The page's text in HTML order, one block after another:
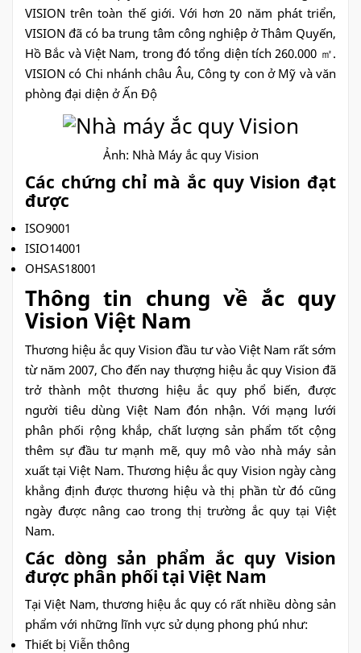
VISION trên toàn thế giới. Với hơn 20 năm phát triển,
VISION đã có ba trung tâm công nghiệp ở Thâm Quyến,
Hồ Bắc và Việt Nam, trong đó tổng diện tích 260.000 ㎡.
VISION có Chi nhánh châu Âu, Công ty con ở Mỹ và văn
phòng đại diện ở Ấn Độ
Ảnh: Nhà Máy ắc quy Vision
Các chứng chỉ mà ắc quy Vision đạt
được
ISO9001
ISIO14001
OHSAS18001
Thông tin chung về ắc quy
Vision Việt Nam
Thương hiệu ắc quy Vision đầu tư vào Việt Nam rất sớm
từ năm 2007, Cho đến nay thượng hiệu ắc quy Vision đã
trở thành một thương hiệu ắc quy phổ biến, được
người tiêu dùng Việt Nam đón nhận. Với mạng lưới
phân phối rộng khắp, chất lượng sản phẩm tốt cộng
thêm sự đầu tư mạnh mẽ, quy mô vào nhà máy sản
xuất tại Việt Nam. Thương hiệu ắc quy Vision ngày càng
khẳng định được thương hiệu và thị phần từ đó cũng
ngày được nâng cao trong thị trường ắc quy tại Việt
Nam.
Các dòng sản phẩm ắc quy Vision
được phân phối tại Việt Nam
Tại Việt Nam, thương hiệu ắc quy có rất nhiều dòng sản
phẩm với những lĩnh vực sử dụng phong phú như:
Thiết bị Viễn thông